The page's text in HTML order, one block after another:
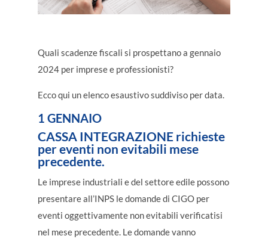
Quali scadenze fiscali si prospettano a gennaio
2024 per imprese e professionisti?
Ecco qui un elenco esaustivo suddiviso per data.
1 GENNAIO
CASSA INTEGRAZIONE richieste
per eventi non evitabili mese
precedente.
Le imprese industriali e del settore edile possono
presentare all’INPS le domande di CIGO per
eventi oggettivamente non evitabili verificatisi
nel mese precedente. Le domande vanno